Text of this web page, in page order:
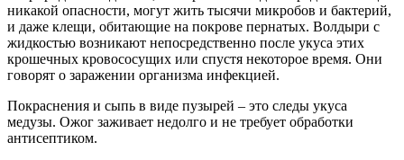
никакой опасности, могут жить тысячи микробов и бактерий,
и даже клещи, обитающие на покрове пернатых. Волдыри с
жидкостью возникают непосредственно после укуса этих
крошечных кровососущих или спустя некоторое время. Они
говорят о заражении организма инфекцией.
Покраснения и сыпь в виде пузырей – это следы укуса
медузы. Ожог заживает недолго и не требует обработки
антисептиком.